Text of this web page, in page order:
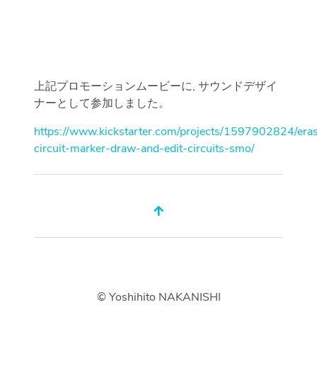
上記プロモーションムービーに, サウンドデザイ
ナーとして参加しました。
https://www.kickstarter.com/projects/1597902824/
circuit-marker-draw-and-edit-circuits-smo/
© Yoshihito NAKANISHI